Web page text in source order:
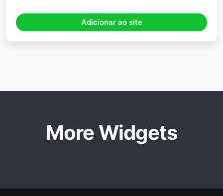
Adicionar ao site
More Widgets